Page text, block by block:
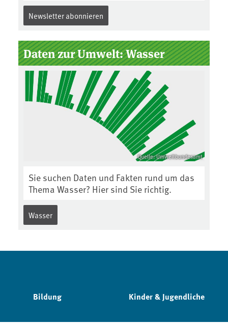
Newsletter abonnieren
Daten zur Umwelt: Wasser
Quelle: Umweltbundesamt
Sie suchen Daten und Fakten rund um das
Thema Wasser? Hier sind Sie richtig.
Wasser
Bildung Kinder & Jugendliche